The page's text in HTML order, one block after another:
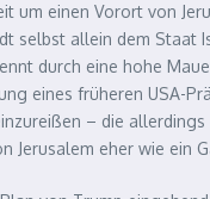
um einen Vorort von
selbst allein dem Staat
durch eine hohe
eines früheren USA-
– die allerdings
Jerusalem eher wie ein